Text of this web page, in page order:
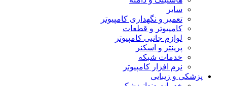
سایر
تعمیر و نگهداری کامپیوتر
کامپیوتر و قطعات
لوازم جانبی کامپیوتر
پرینتر و اسکنر
خدمات شبکه
نرم افزار کامپیوتر
پزشکی و زیبایی